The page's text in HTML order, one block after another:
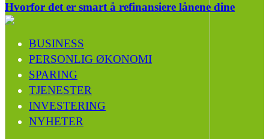
Hvorfor det er smart å refinansiere lånene dine
BUSINESS
PERSONLIG ØKONOMI
SPARING
TJENESTER
INVESTERING
NYHETER